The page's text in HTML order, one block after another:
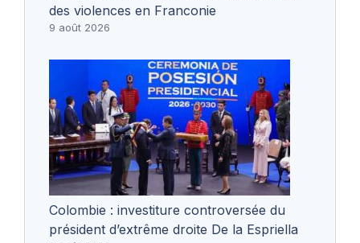
des violences en Franconie
9 août 2026
Colombie : investiture controversée du
président d’extrême droite De la Espriella